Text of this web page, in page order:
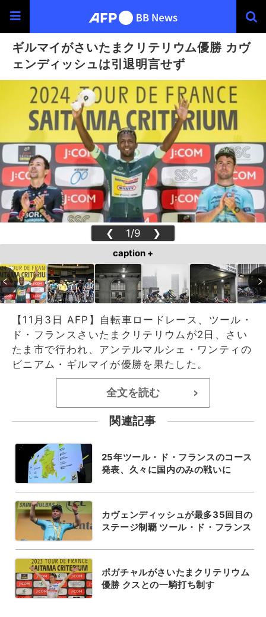
ギルマイがさいたまクリテリウム優勝 カヴ
ェンディッシュは引退明言せず
❮ 1/9 ❯
caption +
【11月3日 AFP】自転車ロードレース、ツール・
ド・フランスさいたまクリテリウムが2日、さい
たま市で行われ、アンテルマルシェ・ワンティの
ビニアム・ギルマイが優勝を果たした。
全文を読む >
関連記事
25年ツール・ド・フランスのコース
発表、久々に国内のみの戦いに
カヴェンディッシュが最多35回目の
ステージ制覇 ツール・ド・フランス
ポガチャルがさいたまクリテリウム
優勝 クスとの一騎打ち制す